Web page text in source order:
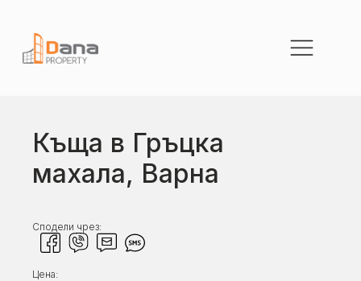
Къща в Гръцка
махала, Варна
Сподели чрез:
Цена: